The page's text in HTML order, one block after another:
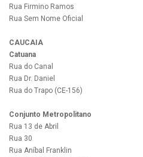
Rua Firmino Ramos
Rua Sem Nome Oficial
CAUCAIA
Catuana
Rua do Canal
Rua Dr. Daniel
Rua do Trapo (CE-156)
Conjunto Metropolitano
Rua 13 de Abril
Rua 30
Rua Aníbal Franklin